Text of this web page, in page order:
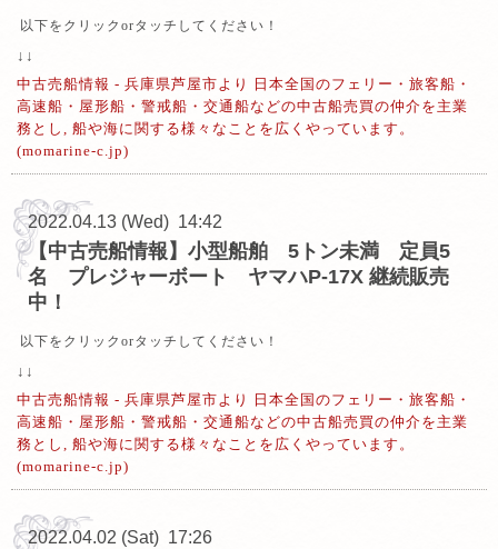
以下をクリックorタッチしてください！
↓↓
中古売船情報 - 兵庫県芦屋市より 日本全国のフェリー・旅客船・
高速船・屋形船・警戒船・交通船などの中古船売買の仲介を主業
務とし, 船や海に関する様々なことを広くやっています。
(momarine-c.jp)
2022.04.13 (Wed) 14:42
【中古売船情報】小型船舶 5トン未満 定員5
名 プレジャーボート ヤマハP-17X 継続販売
中！
以下をクリックorタッチしてください！
↓↓
中古売船情報 - 兵庫県芦屋市より 日本全国のフェリー・旅客船・
高速船・屋形船・警戒船・交通船などの中古船売買の仲介を主業
務とし, 船や海に関する様々なことを広くやっています。
(momarine-c.jp)
2022.04.02 (Sat) 17:26